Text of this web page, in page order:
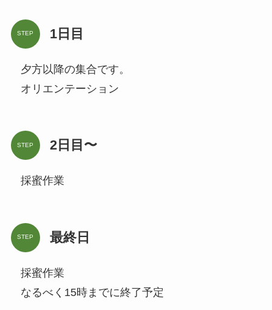
STEP 1日目
夕方以降の集合です。
オリエンテーション
STEP 2日目〜
採蜜作業
STEP 最終日
採蜜作業
なるべく15時までに終了予定